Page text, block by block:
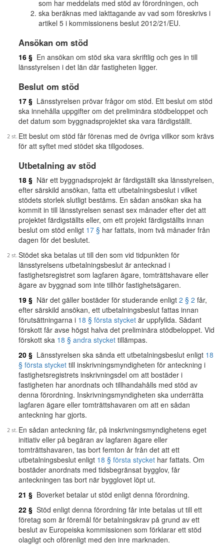
som har meddelats med stöd av förordningen, och
ska beräknas med iakttagande av vad som föreskrivs i
artikel 5 i kommissionens beslut 2012/21/EU.
Ansökan om stöd
16 § En ansökan om stöd ska vara skriftlig och ges in till
länsstyrelsen i det län där fastigheten ligger.
Beslut om stöd
17 § Länsstyrelsen prövar frågor om stöd. Ett beslut om stöd
ska innehålla uppgifter om det preliminära stödbeloppet och
det datum som byggnadsprojektet ska vara färdigställt.
Ett beslut om stöd får förenas med de övriga villkor som krävs
för att syftet med stödet ska tillgodoses.
Utbetalning av stöd
18 § När ett byggnadsprojekt är färdigställt ska länsstyrelsen,
efter särskild ansökan, fatta ett utbetalningsbeslut i vilket
stödets storlek slutligt bestäms. En sådan ansökan ska ha
kommit in till länsstyrelsen senast sex månader efter det att
projektet färdigställts eller, om ett projekt färdigställts innan
beslut om stöd enligt 17 § har fattats, inom två månader från
dagen för det beslutet.
Stödet ska betalas ut till den som vid tidpunkten för
länsstyrelsens utbetalningsbeslut är antecknad i
fastighetsregistret som lagfaren ägare, tomträttshavare eller
ägare av byggnad som inte tillhör fastighetsägaren.
19 § När det gäller bostäder för studerande enligt 2 § 2 får,
efter särskild ansökan, ett utbetalningsbeslut fattas innan
förutsättningarna i 18 § första stycket är uppfyllda. Sådant
förskott får avse högst halva det preliminära stödbeloppet. Vid
förskott ska 18 § andra stycket tillämpas.
20 § Länsstyrelsen ska sända ett utbetalningsbeslut enligt 18
§ första stycket till inskrivningsmyndigheten för anteckning i
fastighetsregistrets inskrivningsdel om att bostäder i
fastigheten har anordnats och tillhandahålls med stöd av
denna förordning. Inskrivningsmyndigheten ska underrätta
lagfaren ägare eller tomträttshavaren om att en sådan
anteckning har gjorts.
En sådan anteckning får, på inskrivningsmyndighetens eget
initiativ eller på begäran av lagfaren ägare eller
tomträttshavaren, tas bort femton år från det att ett
utbetalningsbeslut enligt 18 § första stycket har fattats. Om
bostäder anordnats med tidsbegränsat bygglov, får
anteckningen tas bort när bygglovet löpt ut.
21 § Boverket betalar ut stöd enligt denna förordning.
22 § Stöd enligt denna förordning får inte betalas ut till ett
företag som är föremål för betalningskrav på grund av ett
beslut av Europeiska kommissionen som förklarar ett stöd
olagligt och oförenligt med den inre marknaden.